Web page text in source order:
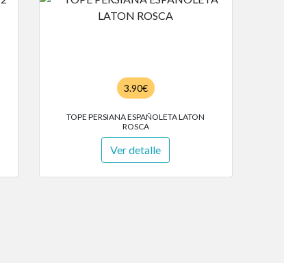
3.90€
TOPE PERSIANA ESPAÑOLETA LATON
ROSCA
Ver detalle